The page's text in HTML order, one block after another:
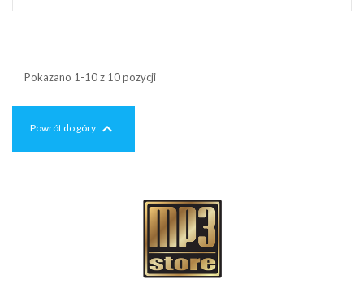
Pokazano 1-10 z 10 pozycji
Powrót do góry 